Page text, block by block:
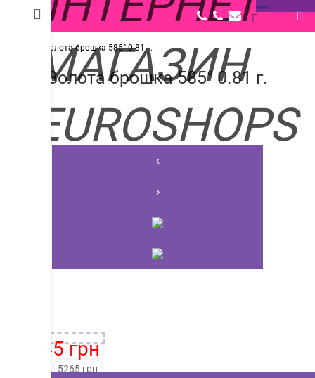
Золота брошка 585° 0.81 г.
Золота брошка 585° 0.81 г.
‹
›
3645 грн
5265 грн